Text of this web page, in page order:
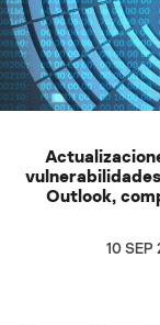
Outlook,
10 SEP